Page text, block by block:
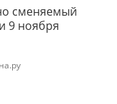
Вооруженные силы Украины
Украине
сменяемый
9 ноября